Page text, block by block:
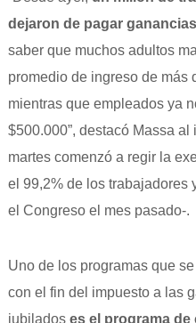
dejaron de pagar
saber que muchos adultos
promedio de ingreso de más
mientras que empleados ya
$500.000”, destacó Massa
martes comenzó a regir la
el 99,2% de los trabajadores
el Congreso el mes pasado-.
Uno de los programas que
con el fin del impuesto a las
jubilados es el programa de